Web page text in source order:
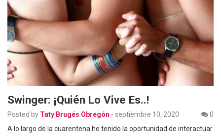
Swinger: ¡Quién Lo Vive Es..!
Posted by Taty Brugés Obregón - septiembre 10, 2020
0
A lo largo de la cuarentena he tenido la oportunidad de interactuar